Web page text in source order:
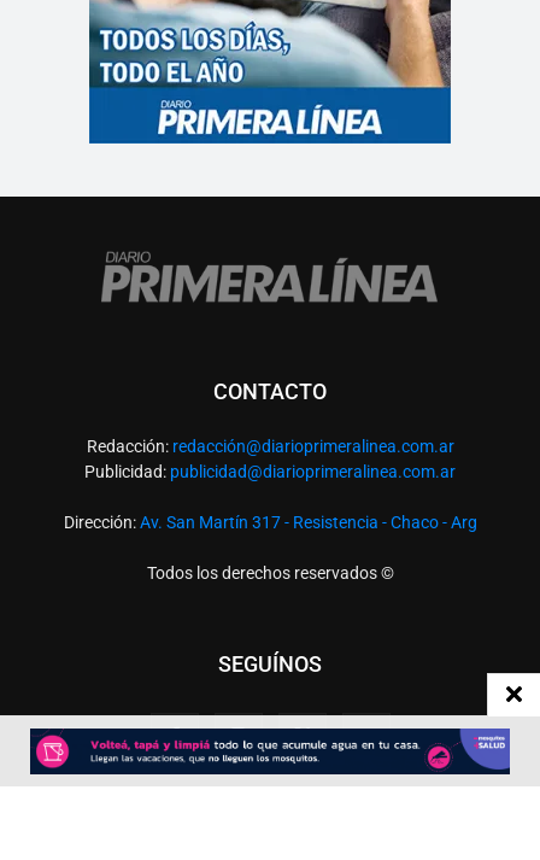
CONTACTO
Redacción: redacción@diarioprimeralinea.com.ar
Publicidad: publicidad@diarioprimeralinea.com.ar
Dirección:Av. San Martín 317 - Resistencia - Chaco - Arg
Todos los derechos reservados ©
SEGUÍNOS